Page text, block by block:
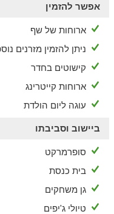
אפשר להזמין
ארוחות של שף
ניתן להזמין מזרנים
קישוטים בחדר
ארוחות קייטרינג
עוגה ליום הולדת
ביישוב וסביבתו
סופרמרקט
בית כנסת
גן משחקים
טיולי ג'יפים